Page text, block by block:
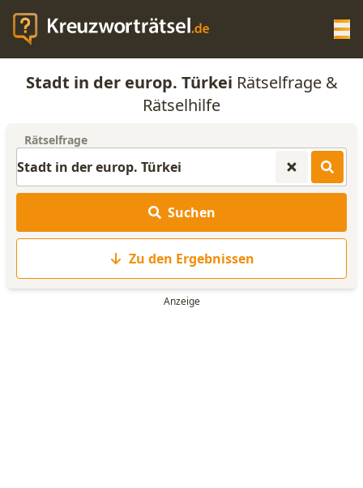
KREUZWORTRÄTSEL-HILFE
ANAGRAMM-GENERATOR
WORTLISTE
Stadt in der europ. Türkei Rätselfrage &
Rätselhilfe
Rätselfrage
Suchen
Zu den Ergebnissen